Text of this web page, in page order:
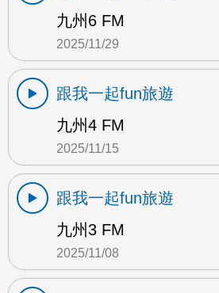
九州6 FM
2025/11/29
跟我一起fun旅遊
九州4 FM
2025/11/15
跟我一起fun旅遊
九州3 FM
2025/11/08